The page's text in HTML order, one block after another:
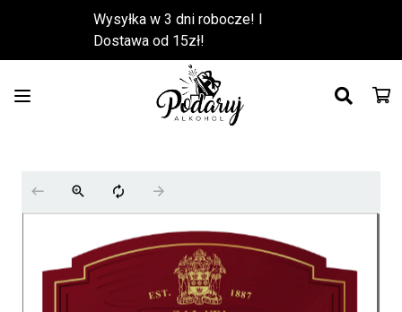
Wysyłka w 3 dni robocze! l
Dostawa od 15zł!